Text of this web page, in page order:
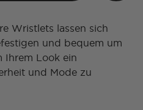
Wristlets lassen sich
und bequem um
Ihrem Look ein
und Mode zu